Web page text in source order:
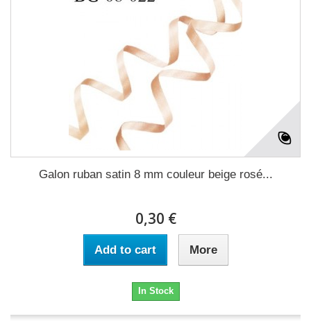
Galon ruban satin 8 mm couleur beige rosé...
0,30 €
Add to cart More
In Stock